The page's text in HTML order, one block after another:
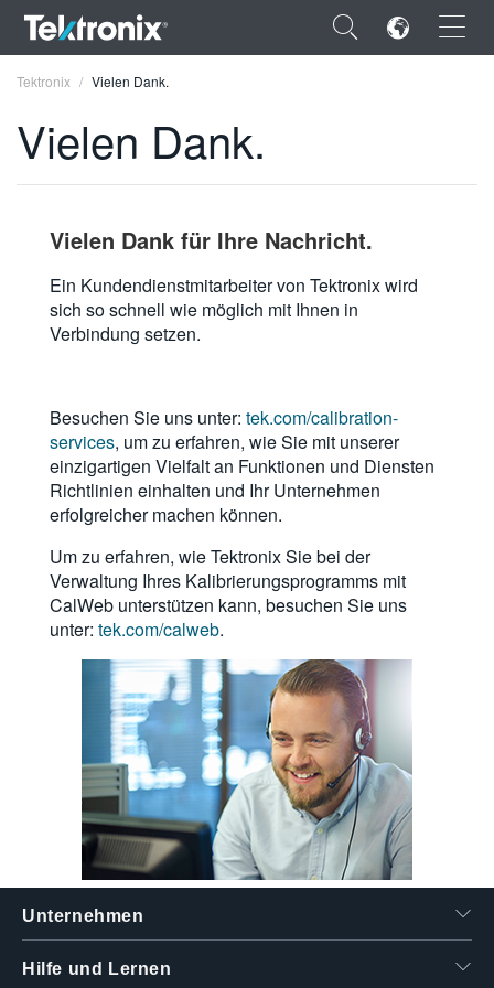
×
DEUTSCH
VIỆT NAM
日本語
한국어
繁體中文
Tektronix Vielen Dank.
Vielen Dank.
Vielen Dank für Ihre Nachricht.
Ein Kundendienstmitarbeiter von Tektronix wird
sich so schnell wie möglich mit Ihnen in
Verbindung setzen.
Besuchen Sie uns unter: tek.com/calibration-
services, um zu erfahren, wie Sie mit unserer
einzigartigen Vielfalt an Funktionen und Diensten
Richtlinien einhalten und Ihr Unternehmen
erfolgreicher machen können.
Um zu erfahren, wie Tektronix Sie bei der
Verwaltung Ihres Kalibrierungsprogramms mit
CalWeb unterstützen kann, besuchen Sie uns
unter: tek.com/calweb.
Unternehmen
Hilfe und Lernen